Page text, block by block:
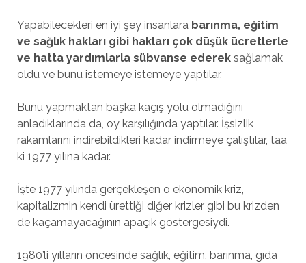
Yapabilecekleri en iyi şey insanlara barınma, eğitim
ve sağlık hakları gibi hakları çok düşük ücretlerle
ve hatta yardımlarla sübvanse edereksağlamak
oldu ve bunu istemeye istemeye yaptılar.
Bunu yapmaktan başka kaçış yolu olmadığını
anladıklarında da, oy karşılığında yaptılar. İşsizlik
rakamlarını indirebildikleri kadar indirmeye çalıştılar, taa
ki 1977 yılına kadar.
İşte 1977 yılında gerçekleşen o ekonomik kriz,
kapitalizmin kendi ürettiği diğer krizler gibi bu krizden
de kaçamayacağının apaçık göstergesiydi.
1980’li yılların öncesinde sağlık, eğitim, barınma, gıda